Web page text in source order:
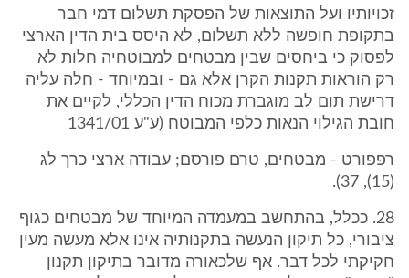
זכויותיו ועל התוצאות של הפסקת תשלום דמי חבר
בתקופת חופשה ללא תשלום, לא היסס בית הדין הארצי
לפסוק כי ביחסים שבין מבטחים למבוטחיה חלות לא
רק הוראות תקנות הקרן אלא גם - ובמיוחד - חלה עליה
דרישת תום לב מוגברת מכוח הדין הכללי, לקיים את
חובת הגילוי הנאות כלפי המבוטח (ע"ע 1341/01
רפפורט - מבטחים, טרם פורסם; עבודה ארצי כרך לג
(15), 37).
28. ככלל, בהתחשב במעמדה המיוחד של מבטחים כגוף
ציבורי, כל תיקון הנעשה בתקנותיה אינו אלא מעשה מעין
חקיקתי לכל דבר. אף שלכאורה מדובר בתיקון תקנון